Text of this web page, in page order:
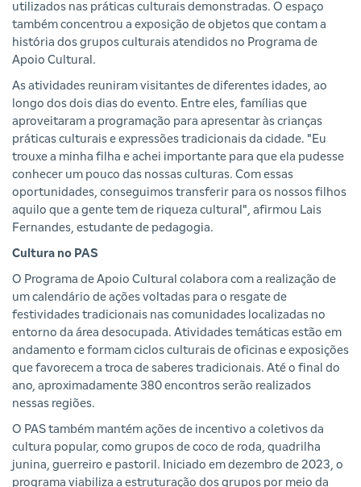
utilizados nas práticas culturais demonstradas. O espaço
também concentrou a exposição de objetos que contam a
história dos grupos culturais atendidos no Programa de
Apoio Cultural.
As atividades reuniram visitantes de diferentes idades, ao
longo dos dois dias do evento. Entre eles, famílias que
aproveitaram a programação para apresentar às crianças
práticas culturais e expressões tradicionais da cidade. "Eu
trouxe a minha filha e achei importante para que ela pudesse
conhecer um pouco das nossas culturas. Com essas
oportunidades, conseguimos transferir para os nossos filhos
aquilo que a gente tem de riqueza cultural", afirmou Lais
Fernandes, estudante de pedagogia.
Cultura no PAS
O Programa de Apoio Cultural colabora com a realização de
um calendário de ações voltadas para o resgate de
festividades tradicionais nas comunidades localizadas no
entorno da área desocupada. Atividades temáticas estão em
andamento e formam ciclos culturais de oficinas e exposições
que favorecem a troca de saberes tradicionais. Até o final do
ano, aproximadamente 380 encontros serão realizados
nessas regiões.
O PAS também mantém ações de incentivo a coletivos da
cultura popular, como grupos de coco de roda, quadrilha
junina, guerreiro e pastoril. Iniciado em dezembro de 2023, o
programa viabiliza a estruturação dos grupos por meio da